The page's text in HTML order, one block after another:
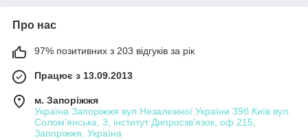
Про нас
97% позитивних з 203 відгуків за рік
Працює з 13.09.2013
м. Запоріжжя
Україна Запоріжжя вул.Незалежної України 39б Київ вул.
Солом'янська, 3, інститут Дипросзв'язок, оф 215,
Запоріжжя, Україна